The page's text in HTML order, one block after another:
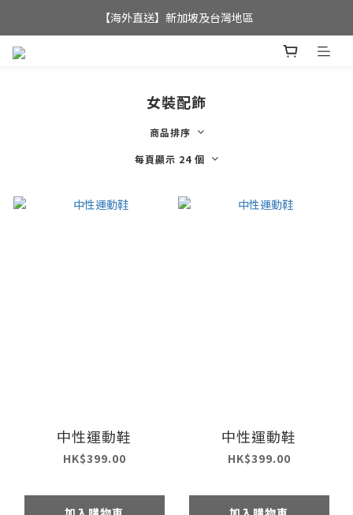
全店滿$350，即可享港澳地區免運費;
【海外直送】新加坡及台灣地區
女裝配飾
商品排序
每頁顯示 24 個
中性運動鞋
HK$399.00
中性運動鞋
HK$399.00